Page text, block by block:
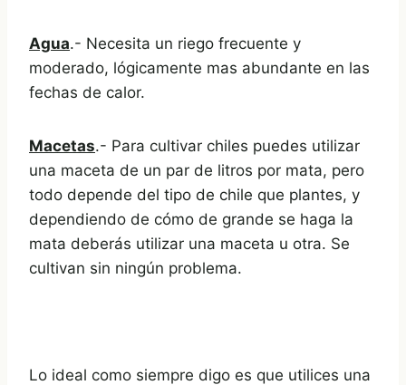
Agua.- Necesita un riego frecuente y
moderado, lógicamente mas abundante en las
fechas de calor.
Macetas.- Para cultivar chiles puedes utilizar
una maceta de un par de litros por mata, pero
todo depende del tipo de chile que plantes, y
dependiendo de cómo de grande se haga la
mata deberás utilizar una maceta u otra. Se
cultivan sin ningún problema.
Lo ideal como siempre digo es que utilices una